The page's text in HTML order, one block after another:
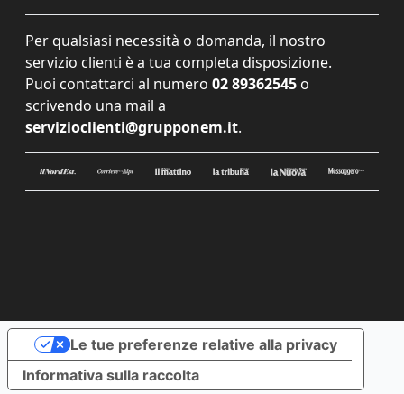
Per qualsiasi necessità o domanda, il nostro
servizio clienti è a tua completa disposizione.
Puoi contattarci al numero 02 89362545 o
scrivendo una mail a
servizioclienti@grupponem.it.
Informativa sulla raccolta
Le tue preferenze relative alla privacy